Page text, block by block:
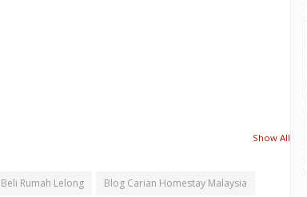
Show All
Beli Rumah Lelong Blog Carian Homestay Malaysia